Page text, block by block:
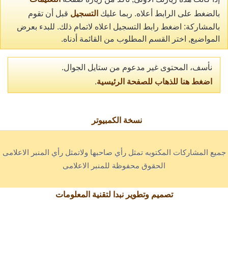
بالضغط على الرابط أعلاه. ربما عليك التسجيل قبل أن تقوم
بالمشاركة: اضغط رابط التسجيل اعلاه لاتمام ذلك. للبدء بعرض
المواضيع, اختر القسم المطلوب من القائمة أدناه.
نأسف، المحتوى غير مدعوم من ستايل الجوال.
اضغط هنا للذهاب للصفحة الرئيسية.
نسخة الكمبيوتر
جميع المشاركات المكتوبه تمثل رأي صاحبها ولاتمثل رأي المنبر الاعلامى
الحقوق محفوظة للمنبر الاعلامى
تصميم وتطوير نبدا لتقنية المعلومات